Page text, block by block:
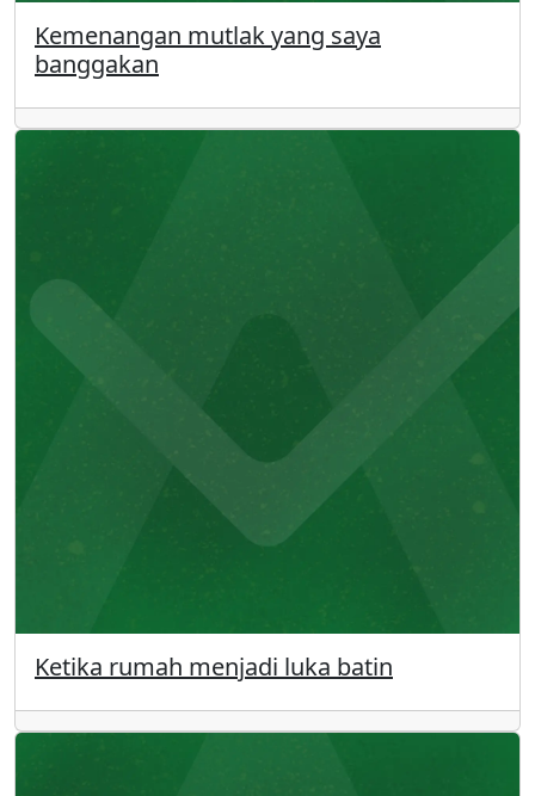
Kemenangan mutlak yang saya
banggakan
Ketika rumah menjadi luka batin